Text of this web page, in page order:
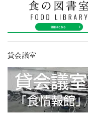
貸会議室